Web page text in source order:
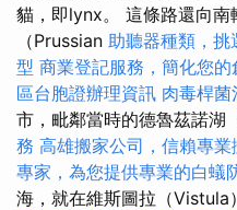
貓，即lynx。 這條路還向南
（Prussian 助聽器種類，挑
型 商業登記服務，簡化您的
區台胞證辦理資訊 肉毒桿
市，毗鄰當時的德魯茲諾湖
務 高雄搬家公司，信賴專
專家，為您提供專業的白蟻
海，就在維斯圖拉（Vistula